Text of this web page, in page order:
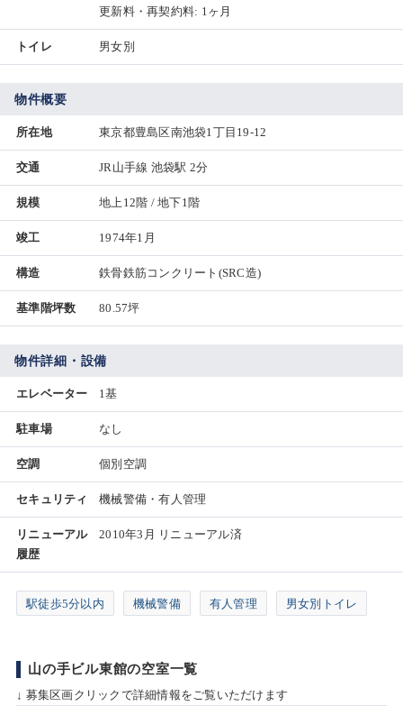
更新料・再契約料: 1ヶ月
トイレ 男女別
物件概要
所在地 東京都豊島区南池袋1丁目19-12
交通 JR山手線 池袋駅 2分
規模 地上12階 / 地下1階
竣工 1974年1月
構造 鉄骨鉄筋コンクリート(SRC造)
基準階坪数 80.57坪
物件詳細・設備
エレベーター 1基
駐車場 なし
空調 個別空調
セキュリティ 機械警備・有人管理
リニューアル
履歴
2010年3月 リニューアル済
駅徒歩5分以内 機械警備 有人管理 男女別トイレ
山の手ビル東館の空室一覧
↓ 募集区画クリックで詳細情報をご覧いただけます